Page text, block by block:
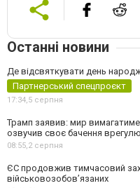
Останні новини
Де відсвяткувати день
Партнерський спецпроєкт
17:34,5 серпня
Трамп заявив: мир вимагатиме
озвучив своє бачення
08:55,2 серпня
ЄС продовжив тимчасовий
військовозобов’язаних